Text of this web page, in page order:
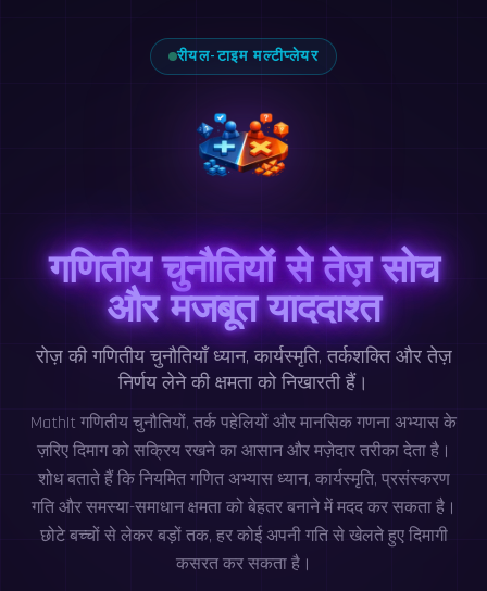
रीयल-टाइम मल्टीप्लेयर
गणितीय चुनौतियों से तेज़ सोच
और मजबूत याददाश्त
रोज़ की गणितीय चुनौतियाँ ध्यान, कार्यस्मृति, तर्कशक्ति और तेज़
निर्णय लेने की क्षमता को निखारती हैं।
MathIt गणितीय चुनौतियों, तर्क पहेलियों और मानसिक गणना अभ्यास के
ज़रिए दिमाग को सक्रिय रखने का आसान और मज़ेदार तरीका देता है।
शोध बताते हैं कि नियमित गणित अभ्यास ध्यान, कार्यस्मृति, प्रसंस्करण
गति और समस्या-समाधान क्षमता को बेहतर बनाने में मदद कर सकता है।
छोटे बच्चों से लेकर बड़ों तक, हर कोई अपनी गति से खेलते हुए दिमागी
कसरत कर सकता है।